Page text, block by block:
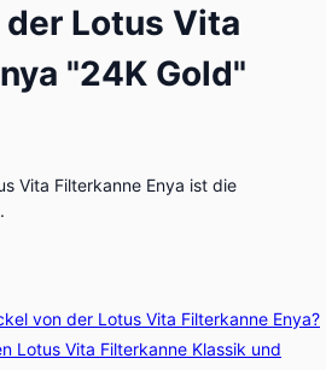
Lotus Vita
"24K Gold"
Vita Filterkanne Enya ist die
von der Lotus Vita Filterkanne Enya?
Lotus Vita Filterkanne Klassik und